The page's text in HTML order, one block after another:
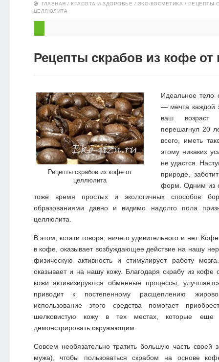
ГЛАВНАЯ / КРАСОТА И ЗДОРОВЬЕ / ЭКО-КОСМЕТИКА / РЕЦЕПТЫ
ЦЕЛЛЮЛИТА
Рецепты скрабов из кофе
Рецепты скрабов из кофе от
целлюлита
Идеальное тело
— мечта каждой
ваш возраст
перешагнул 20
всего, иметь
этому никаких
не удастся.
природе,
форм. Одним из
тоже время простых и экологичных способов
образованиями давно и видимо надолго пола
целлюлита.
В этом, кстати говоря, ничего удивительного и нет.
в кофе, оказывает возбуждающее действие на нашу
физическую активность и стимулирует работу
оказывает и на нашу кожу. Благодаря скрабу из кофе
кожи активизируются обменные процессы,
приводит к постепенному расщеплению
использование этого средства помогает
шелковистую кожу в тех местах, которые еще
демонстрировать окружающим.
Совсем необязательно тратить большую часть своей
мужа), чтобы пользоваться скрабом на основе